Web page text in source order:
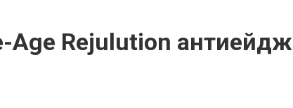
Age Rejulution антиейдж